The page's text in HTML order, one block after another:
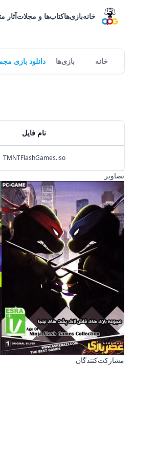
خانهبازی‌هاکتاب‌ها و مجلاتآثار
خانه بازی‌ها دانلود بازی
نام فایل
TMNTFlashGames.iso
تصاویر
مشارکت‌کنندگان